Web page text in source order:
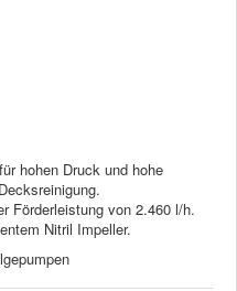
hohen Druck und hohe
Förderleistung von 2.460 l/h.
Nitril Impeller.